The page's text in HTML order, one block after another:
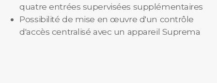
quatre entrées supervisées supplémentaires
Possibilité de mise en œuvre d'un contrôle
d'accès centralisé avec un appareil Suprema